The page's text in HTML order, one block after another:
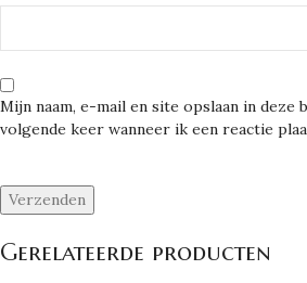
Mijn naam, e-mail en site opslaan in deze
volgende keer wanneer ik een reactie
Gerelateerde producten